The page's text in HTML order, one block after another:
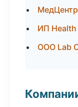
ИП Health
ООО Lab